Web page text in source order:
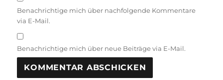
Benachrichtige mich über nachfolgende Kommentare
via E-Mail.
Benachrichtige mich über neue Beiträge via E-Mail.